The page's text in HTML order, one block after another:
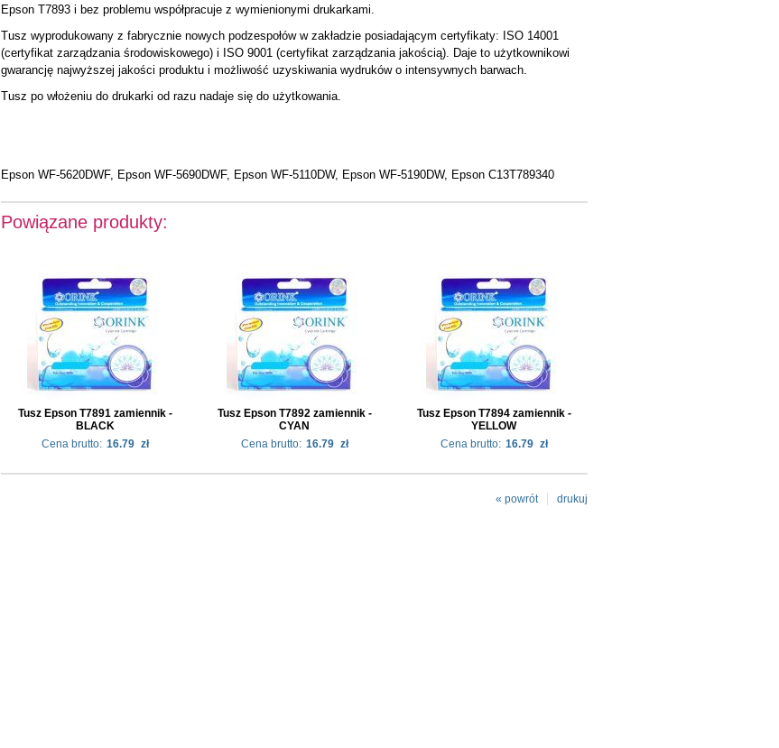
Epson T7893 i bez problemu współpracuje z wymienionymi drukarkami.
Tusz wyprodukowany z fabrycznie nowych podzespołów w zakładzie posiadającym certyfikaty: ISO 14001
(certyfikat zarządzania środowiskowego) i ISO 9001 (certyfikat zarządzania jakością). Daje to użytkownikowi
gwarancję najwyższej jakości produktu i możliwość uzyskiwania wydruków o intensywnych barwach.
Tusz po włożeniu do drukarki od razu nadaje się do użytkowania.
Epson WF-5620DWF, Epson WF-5690DWF, Epson WF-5110DW, Epson WF-5190DW, Epson C13T789340
Powiązane produkty:
Tusz Epson T7891 zamiennik -
BLACK
Cena brutto: 16.79 zł
Tusz Epson T7892 zamiennik -
CYAN
Cena brutto: 16.79 zł
Tusz Epson T7894 zamiennik -
YELLOW
Cena brutto: 16.79 zł
drukuj
« powrót